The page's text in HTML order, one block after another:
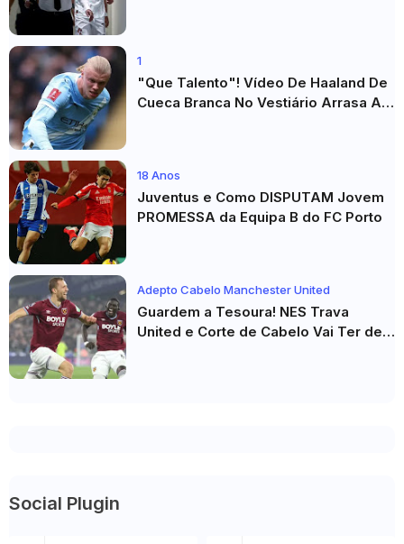
1
"Que Talento"! Vídeo De Haaland De
Cueca Branca No Vestiário Arrasa A
18 Anos
Juventus e Como DISPUTAM Jovem
PROMESSA da Equipa B do FC Porto
Adepto Cabelo Manchester United
Guardem a Tesoura! NES Trava
United e Corte de Cabelo Vai Ter de
Social Plugin